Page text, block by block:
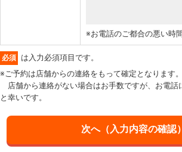
※お電話のご都合の悪い時
必須
は入力必須項目です。
※ご予約は店舗からの連絡をもって確定となります。
店舗から連絡がない場合はお手数ですが、お電話
と幸いです。